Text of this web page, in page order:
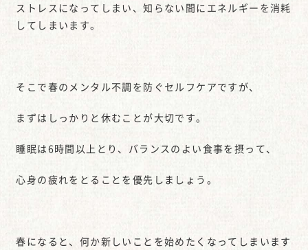
ストレスになってしまい、知らない間にエネルギーを消耗
してしまいます。
そこで春のメンタル不調を防ぐセルフケアですが、
まずはしっかりと休むことが大切です。
睡眠は6時間以上とり、バランスのよい食事を摂って、
心身の疲れをとることを優先しましょう。
春になると、何か新しいことを始めたくなってしまいます